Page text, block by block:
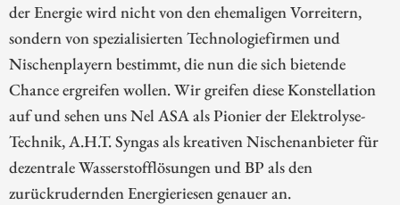
der Energie wird nicht von den ehemaligen Vorreitern,
sondern von spezialisierten Technologiefirmen und
Nischenplayern bestimmt, die nun die sich bietende
Chance ergreifen wollen. Wir greifen diese Konstellation
auf und sehen uns Nel ASA als Pionier der Elektrolyse-
Technik, A.H.T. Syngas als kreativen Nischenanbieter für
dezentrale Wasserstofflösungen und BP als den
zurückrudernden Energieriesen genauer an.